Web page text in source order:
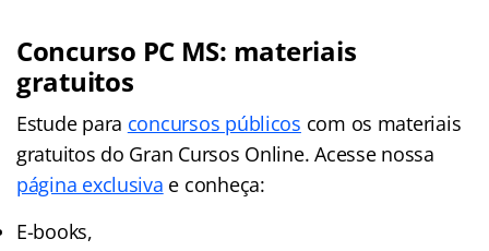
Concurso PC MS: materiais
gratuitos
Estude para concursos públicos com os materiais
gratuitos do Gran Cursos Online. Acesse nossa
página exclusiva e conheça:
E-books,